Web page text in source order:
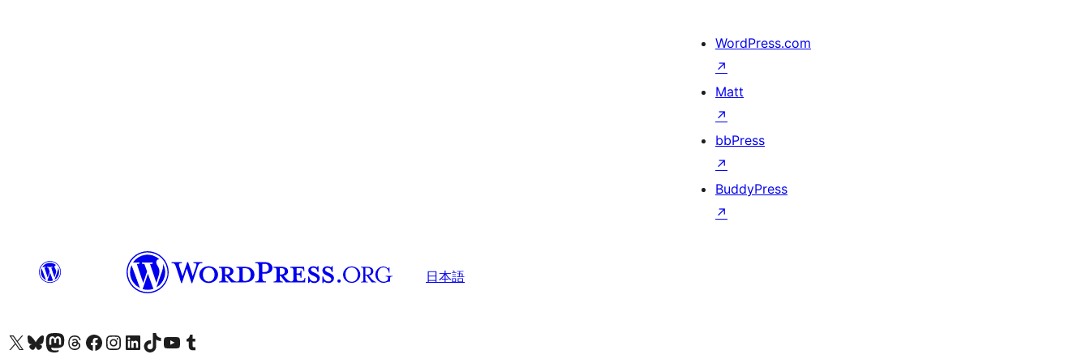
WordPress.com
↗
Matt
↗
bbPress
↗
BuddyPress
↗
日本語
X (旧 Twitter) アカウントへBluesky アカウントへMastodon アカウントへThreads アカウントへ Facebook ページへInstagram アカウントへ LinkedIn アカウントへTikTok アカウントへYouTube チャンネルへ Tumblr アカウントへ